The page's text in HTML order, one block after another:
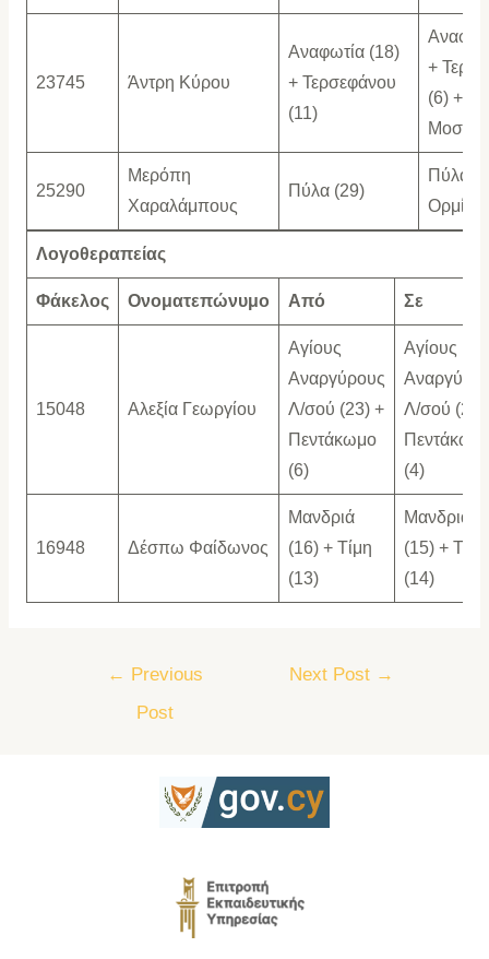
23745 Άντρη Κύρου
Αναφωτία (18)
+ Τερσεφάνου
(11)
+
(6) +
25290
Μερόπη
Χαραλάμπους
Πύλα (29)
Πύλα
Λογοθεραπείας
Φάκελος Ονοματεπώνυμο Από Σε
15048 Αλεξία Γεωργίου
Αγίους
Αναργύρους
Λ/σού (23) +
Πεντάκωμο
(6)
Αγίους
Λ/σού (25)
(4)
16948 Δέσπω Φαίδωνος
Μανδριά
(16) + Τίμη
(13)
Μανδριά
(15) + Τίμη
(14)
← Previous
Post
Next Post →